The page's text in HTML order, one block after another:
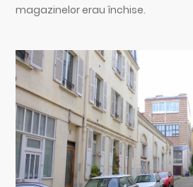
magazinelor erau închise.